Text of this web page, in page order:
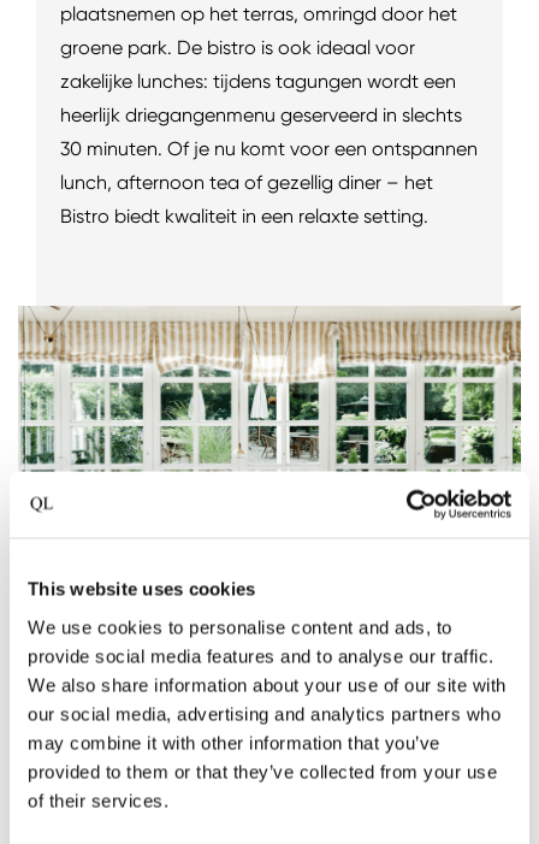
This website uses cookies
We use cookies to personalise content and ads, to
provide social media features and to analyse our traffic.
We also share information about your use of our site with
our social media, advertising and analytics partners who
may combine it with other information that you’ve
provided to them or that they’ve collected from your use
of their services.
plaatsnemen op het terras, omringd door het
groene park. De bistro is ook ideaal voor
zakelijke lunches: tijdens tagungen wordt een
heerlijk driegangenmenu geserveerd in slechts
30 minuten. Of je nu komt voor een ontspannen
lunch, afternoon tea of gezellig diner – het
Bistro biedt kwaliteit in een relaxte setting.
DUITSLANDS BESTE
WIJNKAART